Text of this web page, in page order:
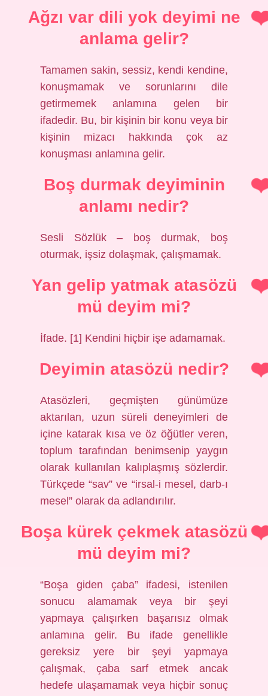
Ağzı var dili yok deyimi ne
anlama gelir?
Tamamen sakin, sessiz, kendi kendine,
konuşmamak ve sorunlarını dile
getirmemek anlamına gelen bir
ifadedir. Bu, bir kişinin bir konu veya bir
kişinin mizacı hakkında çok az
konuşması anlamına gelir.
Boş durmak deyiminin
anlamı nedir?
Sesli Sözlük – boş durmak, boş
oturmak, işsiz dolaşmak, çalışmamak.
Yan gelip yatmak atasözü
mü deyim mi?
İfade. [1] Kendini hiçbir işe adamamak.
Deyimin atasözü nedir?
Atasözleri, geçmişten günümüze
aktarılan, uzun süreli deneyimleri de
içine katarak kısa ve öz öğütler veren,
toplum tarafından benimsenip yaygın
olarak kullanılan kalıplaşmış sözlerdir.
Türkçede “sav” ve “irsal-i mesel, darb-ı
mesel” olarak da adlandırılır.
Boşa kürek çekmek atasözü
mü deyim mi?
“Boşa giden çaba” ifadesi, istenilen
sonucu alamamak veya bir şeyi
yapmaya çalışırken başarısız olmak
anlamına gelir. Bu ifade genellikle
gereksiz yere bir şeyi yapmaya
çalışmak, çaba sarf etmek ancak
hedefe ulaşamamak veya hiçbir sonuç